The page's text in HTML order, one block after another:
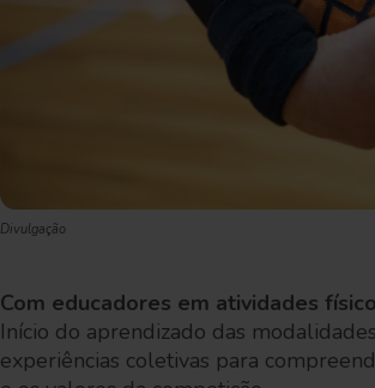
Divulgação
Com educadores em atividades
Início do aprendizado das
experiências coletivas para